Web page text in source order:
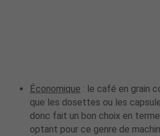
Économique : le café en grain
que les dosettes ou les
donc fait un bon choix en
optant pour ce genre de